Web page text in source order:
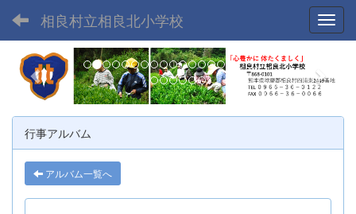
相良村立相良北小学校
p
r
e
v
i
o
u
e
x
t
行事アルバム
アルバム一覧へ